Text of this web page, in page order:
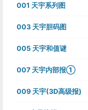
001 天宇系列图
003 天宇胆码图
005 天宇和值谜
007 天宇内部报①
009 天宇(3D高级报)